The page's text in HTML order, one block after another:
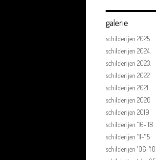
galerie
schilderijen 2025
schilderijen 2024.
schilderijen 2023.
schilderijen 2022
schilderijen 2021
schilderijen 2020
schilderijen 2019
schilderijen '16-'18
schilderijen '11-'15
schilderijen '06-'10